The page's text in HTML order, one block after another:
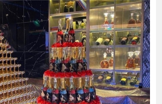
専門家インタビュー
ニュース